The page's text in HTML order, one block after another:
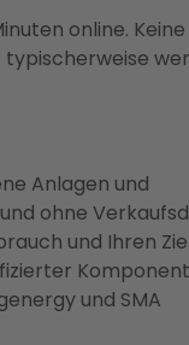
online.
Anlagen und
ohne
und Ihren
und SMA